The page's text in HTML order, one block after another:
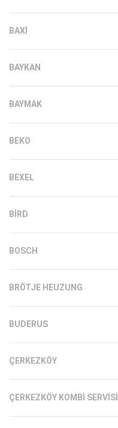
BAXI
BAYKAN
BAYMAK
BEKO
BEXEL
BIRD
BOSCH
BRÖTJE HEUZUNG
BUDERUS
ÇERKEZKÖY
ÇERKEZKÖY KOMBI SERVISI